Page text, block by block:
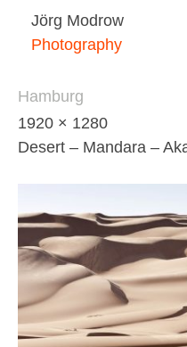
Jörg Modrow
Photography
Hamburg
1920 × 1280
Desert – Mandara –